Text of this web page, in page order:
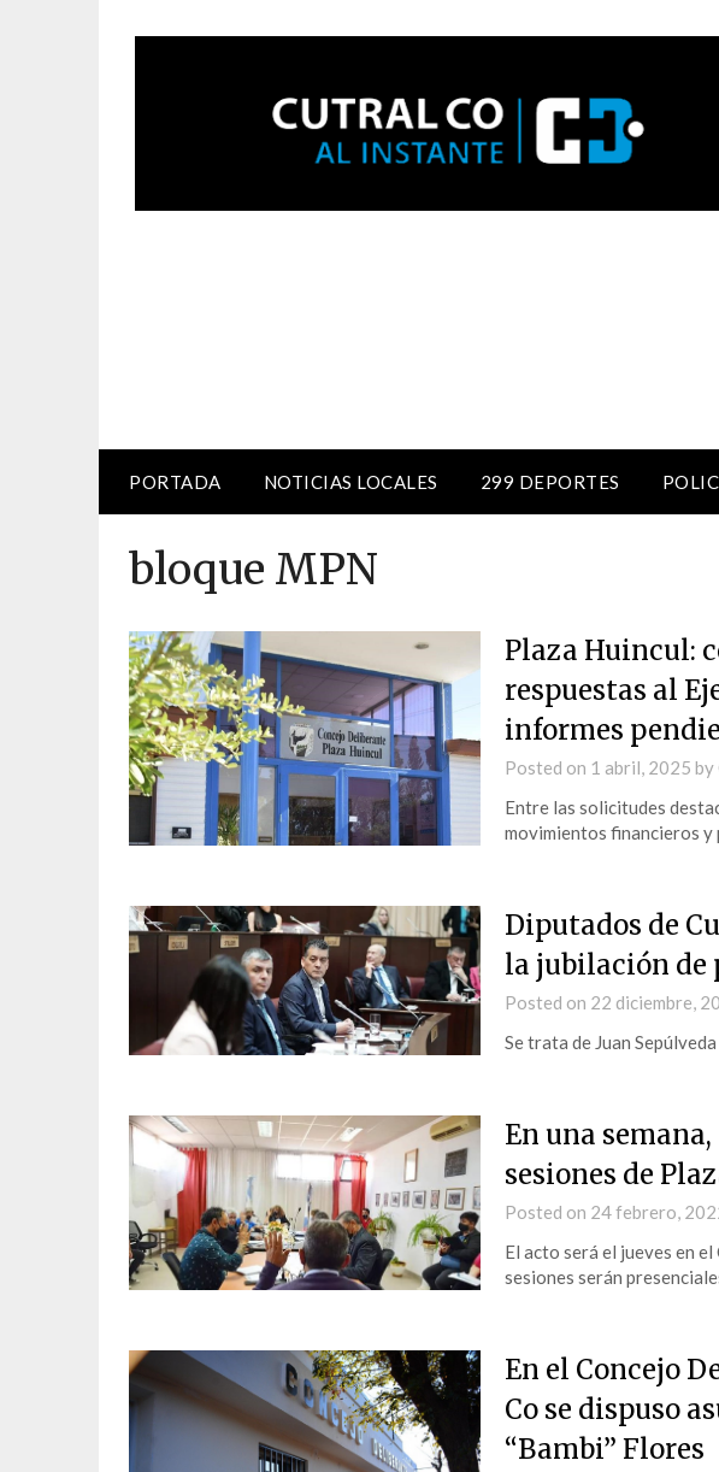
PORTADA NOTICIAS LOCALES 299 DEPORTES
bloque MPN
Plaza Huincul:
respuestas al
informes
Posted on 1 abril, 2025 by
Entre las solicitudes
movimientos financieros
Diputados de
la jubilación
Posted on 22 diciembre,
Se trata de Juan
En una
sesiones de
Posted on 24 febrero,
El acto será el jueves en
sesiones serán
En el Concejo
Co se dispuso
“Bambi” Flores